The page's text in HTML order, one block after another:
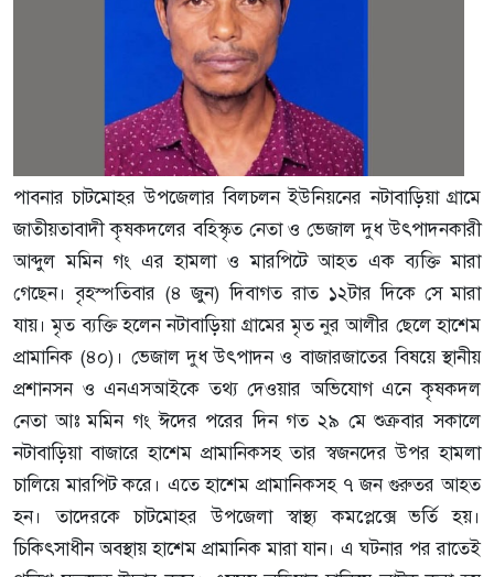
পাবনার চাটমোহর উপজেলার বিলচলন ইউনিয়নের নটাবাড়িয়া গ্রামে
জাতীয়তাবাদী কৃষকদলের বহিস্কৃত নেতা ও ভেজাল দুধ উৎপাদনকারী
আব্দুল মমিন গং এর হামলা ও মারপিটে আহত এক ব্যক্তি মারা
গেছেন। বৃহস্পতিবার (৪ জুন) দিবাগত রাত ১২টার দিকে সে মারা
যায়। মৃত ব্যক্তি হলেন নটাবাড়িয়া গ্রামের মৃত নুর আলীর ছেলে হাশেম
প্রামানিক (৪০)। ভেজাল দুধ উৎপাদন ও বাজারজাতের বিষয়ে স্থানীয়
প্রশানসন ও এনএসআইকে তথ্য দেওয়ার অভিযোগ এনে কৃষকদল
নেতা আঃ মমিন গং ঈদের পরের দিন গত ২৯ মে শুক্রবার সকালে
নটাবাড়িয়া বাজারে হাশেম প্রামানিকসহ তার স্বজনদের উপর হামলা
চালিয়ে মারপিট করে। এতে হাশেম প্রামানিকসহ ৭ জন গুরুতর আহত
হন। তাদেরকে চাটমোহর উপজেলা স্বাস্থ্য কমপ্লেক্সে ভর্তি হয়।
চিকিৎসাধীন অবস্থায় হাশেম প্রামানিক মারা যান। এ ঘটনার পর রাতেই